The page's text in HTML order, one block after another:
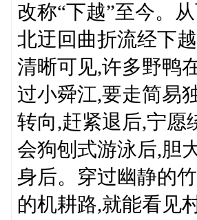
改称“下越”至今。
北迂回曲折流经下
清晰可见,许多野鸭
过小舜江,要走简易
转向,赶紧退后,宁愿
会狗刨式游泳后,胆
身后。穿过幽静的
的机耕路,就能看见